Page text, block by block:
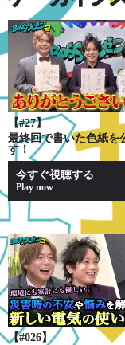
【#27】
最終回で書いた色紙を
す！
今すぐ視聴する
Play now
【#026】